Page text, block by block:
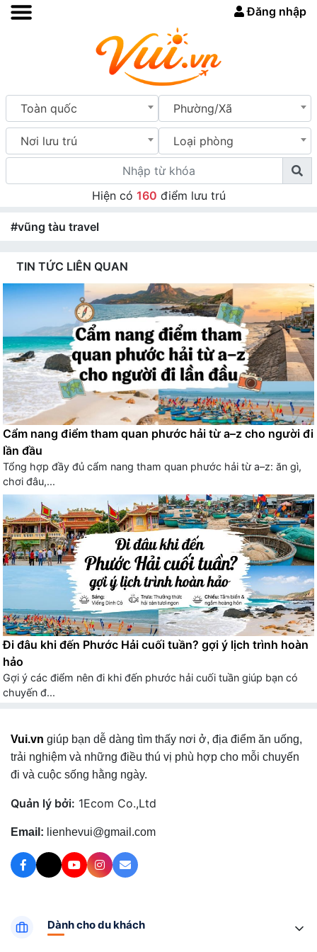
Đăng nhập
Toàn quốc Phường/Xã
Nơi lưu trú Loại phòng
Hiện có 160 điểm lưu trú
#vũng tàu travel
TIN TỨC LIÊN QUAN
Cẩm nang điểm tham quan phước hải từ a–z cho người đi
lần đầu
Tổng hợp đầy đủ cẩm nang tham quan phước hải từ a–z: ăn gì,
chơi đâu,...
Đi đâu khi đến Phước Hải cuối tuần? gợi ý lịch trình hoàn
hảo
Gợi ý các điểm nên đi khi đến phước hải cuối tuần giúp bạn có
chuyến đ...
Vui.vn giúp bạn dễ dàng tìm thấy nơi ở, địa điểm ăn uống,
trải nghiệm và những điều thú vị phù hợp cho mỗi chuyến
đi và cuộc sống hằng ngày.
Quản lý bởi: 1Ecom Co.,Ltd
Email: lienhevui@gmail.com
Dành cho du khách